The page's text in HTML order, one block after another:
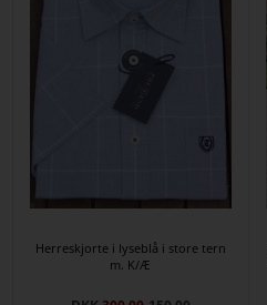
Herreskjorte i lyseblå i store tern
m. K/Æ